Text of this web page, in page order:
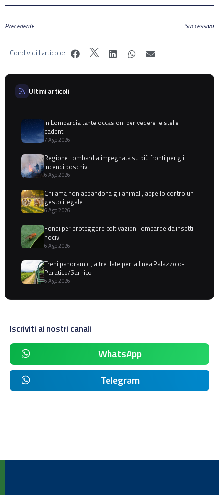
Precedente Successivo
Condividi l'articolo:
Ultimi articoli
In Lombardia tante occasioni per vedere le stelle
cadenti
7 Ago 2026
Regione Lombardia impegnata su più fronti per gli
incendi boschivi
6 Ago 2026
Chi ama non abbandona gli animali, appello contro un
gesto illegale
6 Ago 2026
Fondi per proteggere coltivazioni lombarde da insetti
nocivi
6 Ago 2026
Treni panoramici, altre date per la linea Palazzolo-
Paratico/Sarnico
6 Ago 2026
Iscriviti ai nostri canali
WhatsApp
Telegram